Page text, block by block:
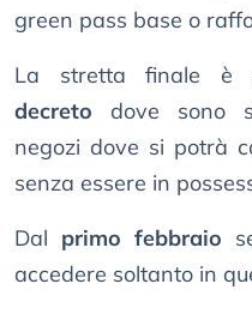
green pass base o
La stretta finale è
decreto dove sono
negozi dove si potrà
senza essere in
Dal primo febbraio
accedere soltanto in